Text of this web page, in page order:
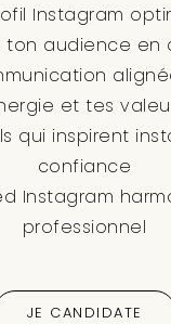
Instagram
ton audience en
et tes
qui inspirent
confiance
Instagram
professionnel
JE CANDIDATE